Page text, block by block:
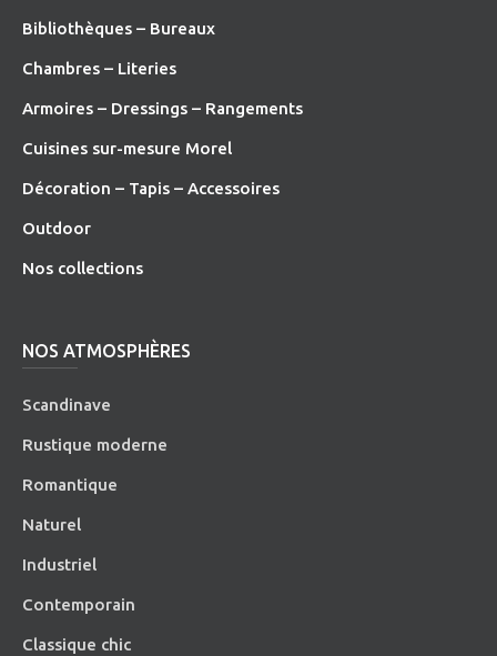
Bibliothèques – Bureaux
Chambres – Literies
Armoires – Dressings – Rangements
Cuisines sur-mesure Morel
Décoration – Tapis – Accessoires
Outdoor
Nos collections
NOS ATMOSPHÈRES
Scandinave
Rustique moderne
Romantique
Naturel
Industriel
Contemporain
Classique chic